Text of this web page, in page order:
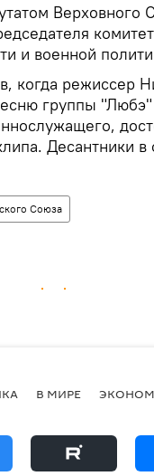
Верховного
и военной
когда режиссер
группы
Десантники в
Союза
В МИРЕ